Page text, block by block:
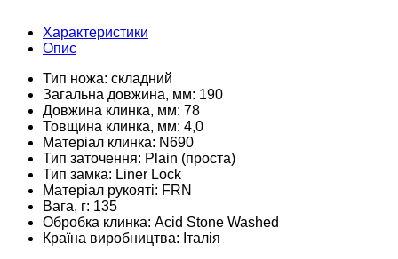
Характеристики
Опис
Тип ножа: складний
Загальна довжина, мм: 190
Довжина клинка, мм: 78
Товщина клинка, мм: 4,0
Матеріал клинка: N690
Тип заточення: Plain (проста)
Тип замка: Liner Lock
Матеріал рукояті: FRN
Вага, г: 135
Обробка клинка: Acid Stone Washed
Країна виробництва: Італія